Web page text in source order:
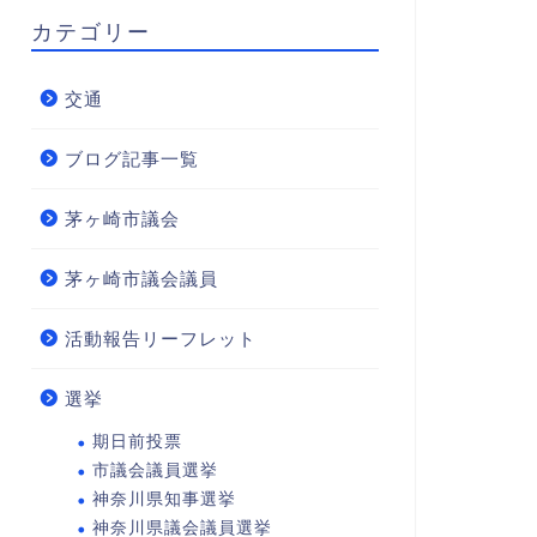
カテゴリー
交通
ブログ記事一覧
茅ヶ崎市議会
茅ヶ崎市議会議員
活動報告リーフレット
選挙
期日前投票
市議会議員選挙
神奈川県知事選挙
神奈川県議会議員選挙